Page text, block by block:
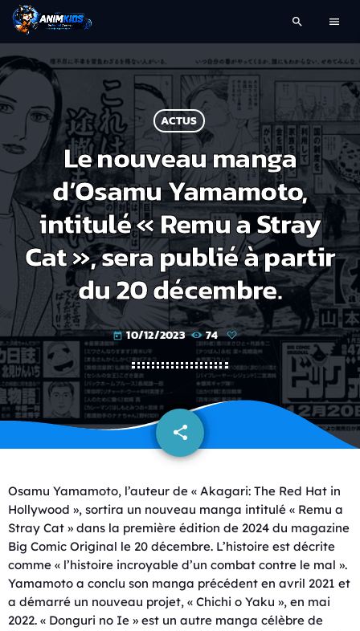
search menu
ACTUS
Le nouveau manga
d’Osamu Yamamoto,
intitulé « Remu a Stray
Cat », sera publié à partir
du 20 décembre.
today 10/12/2023 74
share
email
Osamu Yamamoto, l’auteur de « Akagari: The Red Hat in
Hollywood », sortira un nouveau manga intitulé « Remu a
Stray Cat » dans la première édition de 2024 du magazine
Big Comic Original le 20 décembre. L’histoire est décrite
comme « l’histoire incroyable d’un combat contre le mal ».
Yamamoto a conclu son manga précédent en avril 2021 et
a démarré un nouveau projet, « Chichi o Yaku », en mai
2022. « Donguri no Ie » est un autre manga célèbre de